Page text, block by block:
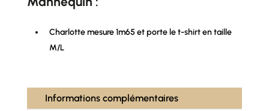
Charlotte mesure 1m65 et porte le t-shirt en taille
M/L
Informations complémentaires